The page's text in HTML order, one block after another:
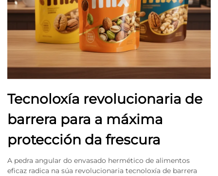
Tecnoloxía revolucionaria de
barrera para a máxima
protección da frescura
A pedra angular do envasado hermético de alimentos
eficaz radica na súa revolucionaria tecnoloxía de barrera